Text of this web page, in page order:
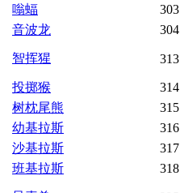
嗡蝠
303
音波龙
304
智挥猩 313
投掷猴
314
树枕尾熊
315
幼基拉斯
316
沙基拉斯
317
班基拉斯
318